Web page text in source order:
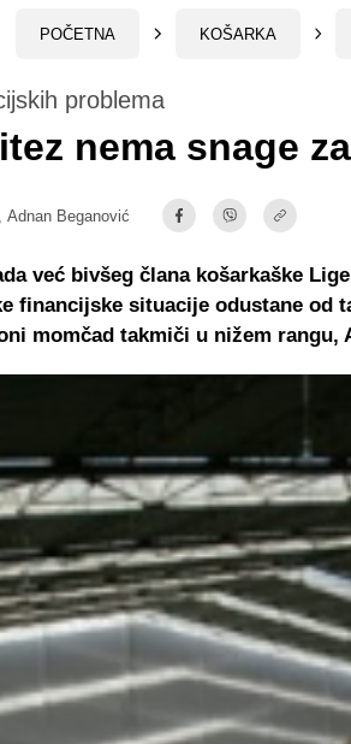
POČETNA KOŠARKA
problema
nema snage
Adnan Beganović
već bivšeg člana košarkaške
financijske situacije odustane od
momčad takmiči u nižem rangu,